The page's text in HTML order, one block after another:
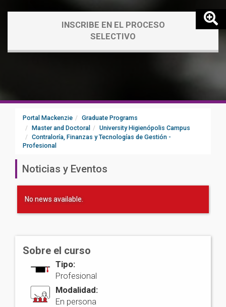
INSCRIBE EN EL PROCESO
SELECTIVO
Portal Mackenzie
Graduate Programs
Master and Doctoral
University Higienópolis Campus
Contraloría, Finanzas y Tecnologías de Gestión -
Profesional
Noticias y Eventos
No news available.
Sobre el curso
Tipo:
Profesional
Modalidad:
En persona